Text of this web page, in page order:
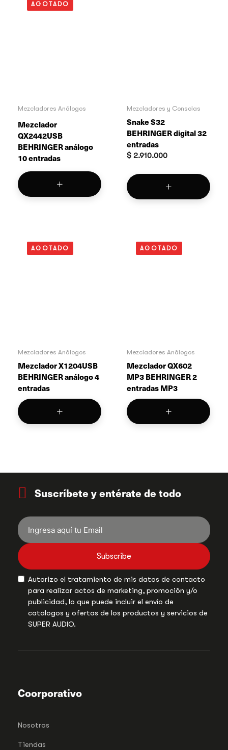
AGOTADO
Mezcladores Análogos
Mezclador
QX2442USB
BEHRINGER análogo
10 entradas
Mezcladores y Consolas
Snake S32
BEHRINGER digital 32
entradas
$ 2.910.000
AGOTADO
Mezcladores Análogos
Mezclador X1204USB
BEHRINGER análogo 4
entradas
AGOTADO
Mezcladores Análogos
Mezclador QX602
MP3 BEHRINGER 2
entradas MP3
Suscríbete y entérate de todo
Subscribe
Autorizo el tratamiento de mis datos de contacto
para realizar actos de marketing, promoción y/o
publicidad, lo que puede incluir el envío de
catalogos y ofertas de los productos y servicios de
SUPER AUDIO.
Coorporativo
Nosotros
Tiendas